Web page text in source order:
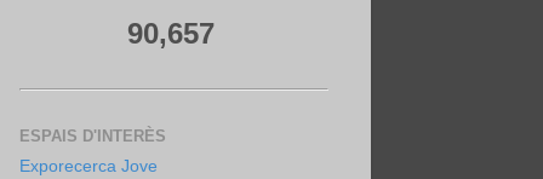
90,657
ESPAIS D'INTERÈS
Exporecerca Jove